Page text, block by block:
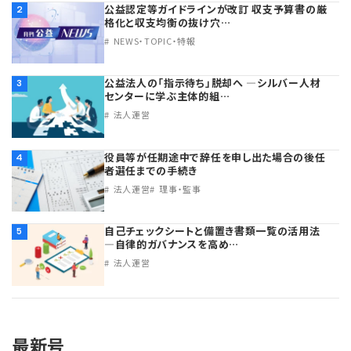
2
公益認定等ガイドラインが改訂 収支予算書の厳
格化と収支均衡の抜け穴…
NEWS・TOPIC・特報
3
公益法人の「指示待ち」脱却へ ―シルバー人材
センターに学ぶ主体的組…
法人運営
4
役員等が任期途中で辞任を申し出た場合の後任
者選任までの手続き
法人運営 理事・監事
5
自己チェックシートと備置き書類一覧の活用法
―自律的ガバナンスを高め…
法人運営
最新号